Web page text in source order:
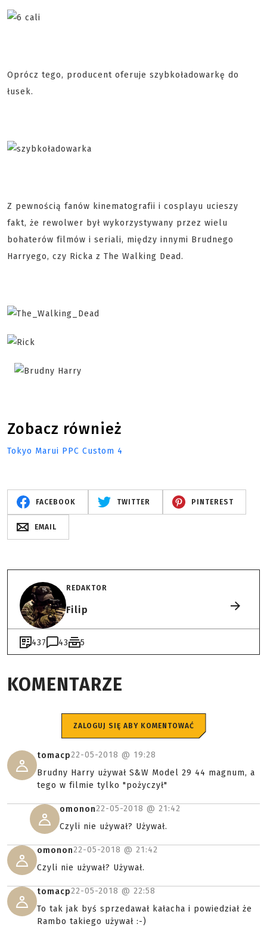
Oprócz tego, producent oferuje szybkoładowarkę do
łusek.
Z pewnością fanów kinematografii i cosplayu ucieszy
fakt, że rewolwer był wykorzystywany przez wielu
bohaterów filmów i seriali, między innymi Brudnego
Harryego, czy Ricka z The Walking Dead.
Zobacz również
Tokyo Marui PPC Custom 4
FACEBOOK TWITTER PINTEREST
EMAIL
REDAKTOR
Filip
437 43 5
KOMENTARZE
ZALOGUJ SIĘ ABY KOMENTOWAĆ
tomacp22-05-2018 @ 19:28
Brudny Harry używał S&W Model 29 44 magnum, a
tego w filmie tylko "pożyczył"
omonon22-05-2018 @ 21:42
Czyli nie używał? Używał.
omonon22-05-2018 @ 21:42
Czyli nie używał? Używał.
tomacp22-05-2018 @ 22:58
To tak jak byś sprzedawał kałacha i powiedział że
Rambo takiego używał :-)